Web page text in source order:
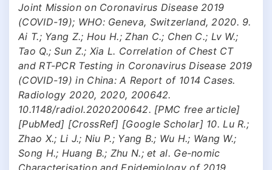
Joint Mission on Coronavirus Disease 2019
(COVID-19); WHO: Geneva, Switzerland, 2020. 9.
Ai T.; Yang Z.; Hou H.; Zhan C.; Chen C.; Lv W.;
Tao Q.; Sun Z.; Xia L. Correlation of Chest CT
and RT-PCR Testing in Coronavirus Disease 2019
(COVID-19) in China: A Report of 1014 Cases.
Radiology 2020, 2020, 200642.
10.1148/radiol.2020200642. [PMC free article]
[PubMed] [CrossRef] [Google Scholar] 10. Lu R.;
Zhao X.; Li J.; Niu P.; Yang B.; Wu H.; Wang W.;
Song H.; Huang B.; Zhu N.; et al. Ge-nomic
Characterisation and Epidemiology of 2019